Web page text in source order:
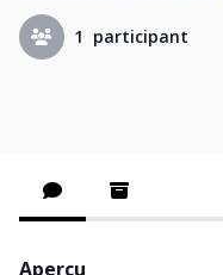
1 participant
Aperçu